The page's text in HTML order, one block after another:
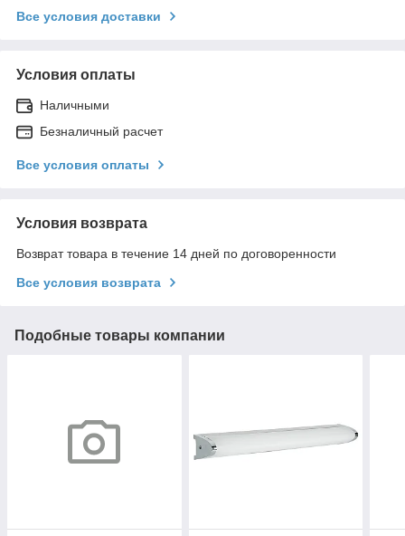
Все условия доставки
Условия оплаты
Наличными
Безналичный расчет
Все условия оплаты
Условия возврата
Возврат товара в течение 14 дней по договоренности
Все условия возврата
Подобные товары компании